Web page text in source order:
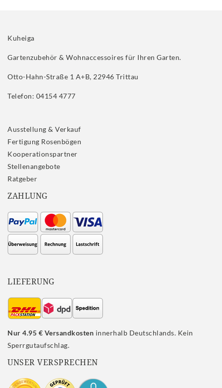
Kuheiga
Gartenzubehör & Wohnaccessoires für Ihren Garten.
Otto-Hahn-Straße 1 A+B, 22946 Trittau
Telefon: 04154 4777
Ausstellung & Verkauf
Fertigung Rosenbögen
Kooperationspartner
Stellenangebote
Ratgeber
ZAHLUNG
LIEFERUNG
Nur 4.95 € Versandkosten innerhalb Deutschlands. Kein
Sperrgutaufschlag.
UNSER VERSPRECHEN